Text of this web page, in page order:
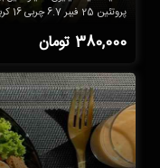
پروتئین 25 فیبر 6.7 چربی 16 کربوهیدرات 24
380,000 تومان